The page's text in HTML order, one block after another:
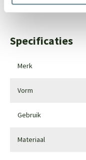
Specificaties
Merk
Vorm
Gebruik
Materiaal